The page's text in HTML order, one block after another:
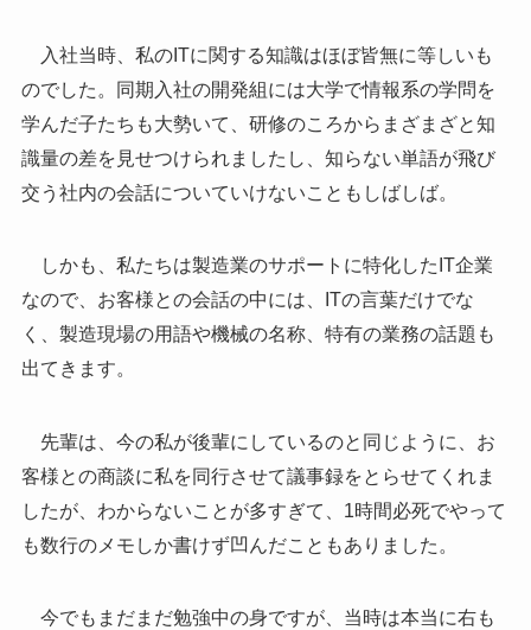
入社当時、私のITに関する知識はほぼ皆無に等しいも
のでした。同期入社の開発組には大学で情報系の学問を
学んだ子たちも大勢いて、研修のころからまざまざと知
識量の差を見せつけられましたし、知らない単語が飛び
交う社内の会話についていけないこともしばしば。
しかも、私たちは製造業のサポートに特化したIT企業
なので、お客様との会話の中には、ITの言葉だけでな
く、製造現場の用語や機械の名称、特有の業務の話題も
出てきます。
先輩は、今の私が後輩にしているのと同じように、お
客様との商談に私を同行させて議事録をとらせてくれま
したが、わからないことが多すぎて、1時間必死でやって
も数行のメモしか書けず凹んだこともありました。
今でもまだまだ勉強中の身ですが、当時は本当に右も